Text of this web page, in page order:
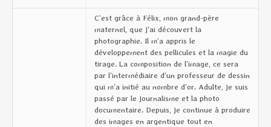
C’est grâce à Félix, mon grand-père
maternel, que j’ai découvert la
photographie. Il m’a appris le
développement des pellicules et la magie du
tirage. La composition de l’image, ce sera
par l’intermédiaire d’un professeur de dessin
qui m’a initié au nombre d’or. Adulte, je suis
passé par le journalisme et la photo
documentaire. Depuis, je continue à produire
des images en argentique tout en